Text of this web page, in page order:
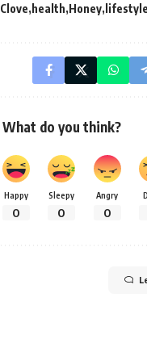
Clove health Honey lifestyle
What do you think?
Happy
0
Sleepy
0
Angry
0